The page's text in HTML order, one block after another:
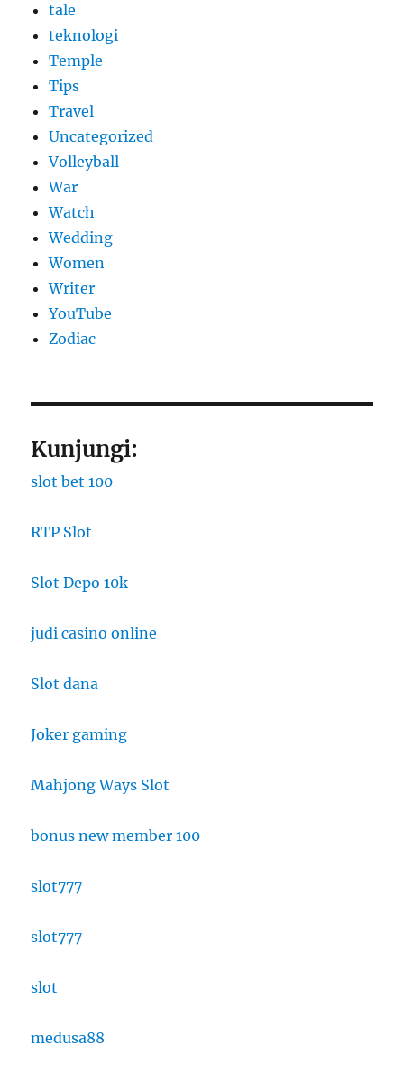
tale
teknologi
Temple
Tips
Travel
Uncategorized
Volleyball
War
Watch
Wedding
Women
Writer
YouTube
Zodiac
Kunjungi:
slot bet 100
RTP Slot
Slot Depo 10k
judi casino online
Slot dana
Joker gaming
Mahjong Ways Slot
bonus new member 100
slot777
slot777
slot
medusa88